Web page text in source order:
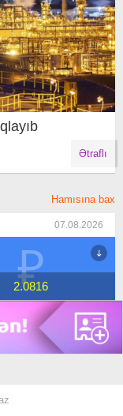
Ətraflı
Hamısına bax
07.08.2026
₽
2.0816